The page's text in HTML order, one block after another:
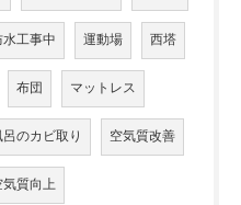
水工事中 運動場 西塔
布団 マットレス
呂のカビ取り 空気質改善
気質向上